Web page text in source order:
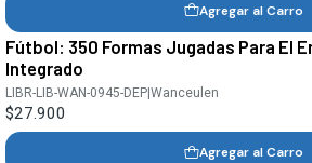
Agregar al Carro
Fútbol: 350 Formas Jugadas Para El
Integrado
LIBR-LIB-WAN-0945-DEP |Wanceulen
$27.900
Agregar al Carro